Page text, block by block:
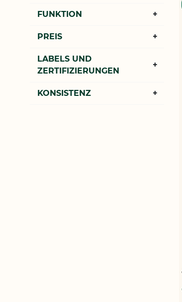
FUNKTION
PREIS
LABELS UND
ZERTIFIZIERUNGEN
KONSISTENZ